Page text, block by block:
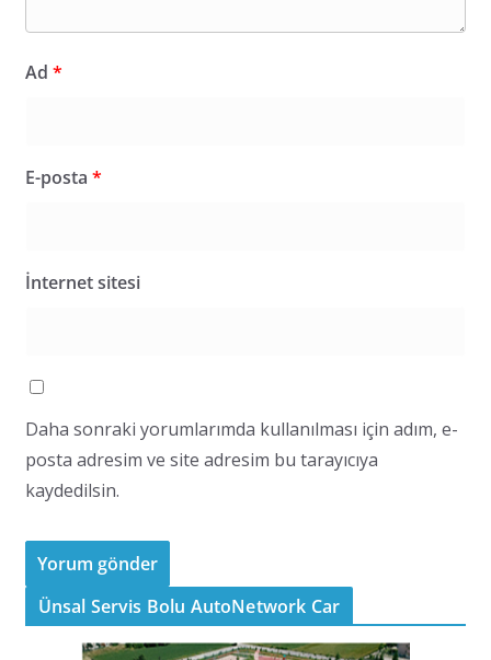
Ad *
E-posta *
İnternet sitesi
Daha sonraki yorumlarımda kullanılması için adım, e-
posta adresim ve site adresim bu tarayıcıya
kaydedilsin.
Ünsal Servis Bolu AutoNetwork Car